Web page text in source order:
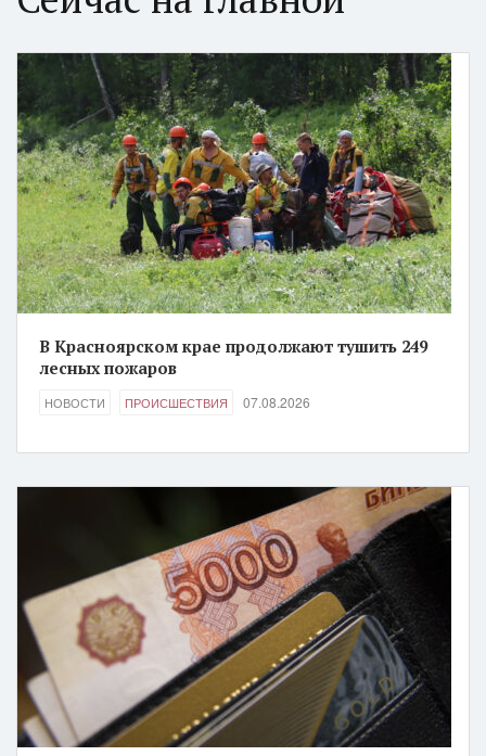
В Красноярском крае продолжают тушить 249
лесных пожаров
НОВОСТИ ПРОИСШЕСТВИЯ 07.08.2026